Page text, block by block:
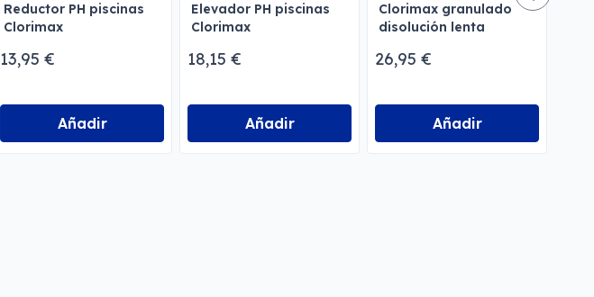
Reductor PH piscinas
Clorimax
13,95 €
Añadir
Elevador PH piscinas
Clorimax
18,15 €
Añadir
Clorimax granulado
disolución lenta
26,95 €
Añadir